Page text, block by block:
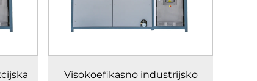
Visokoefikasno industrijsko